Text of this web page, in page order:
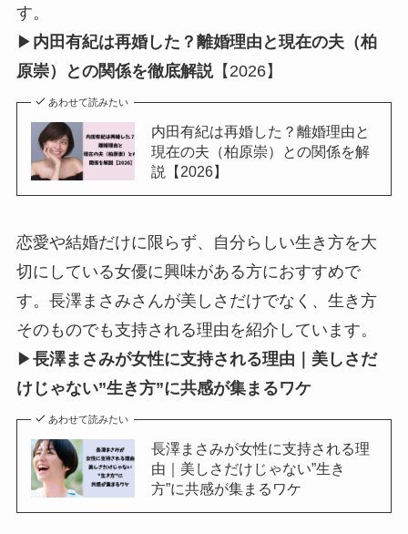
す。
▶ 内田有紀は再婚した？離婚理由と現在の夫（柏
原崇）との関係を徹底解説【2026】
あわせて読みたい
内田有紀は再婚した？離婚理由と
現在の夫（柏原崇）との関係を解
説【2026】
恋愛や結婚だけに限らず、自分らしい生き方を大
切にしている女優に興味がある方におすすめで
す。長澤まさみさんが美しさだけでなく、生き方
そのものでも支持される理由を紹介しています。
▶長澤まさみが女性に支持される理由｜美しさだ
けじゃない”生き方”に共感が集まるワケ
あわせて読みたい
長澤まさみが女性に支持される理
由｜美しさだけじゃない”生き
方”に共感が集まるワケ